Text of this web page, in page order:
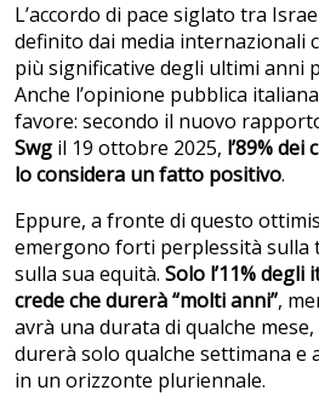
L’accordo di pace siglato tra
definito dai media internazionali
più significative degli ultimi anni
Anche l’opinione pubblica
favore: secondo il nuovo
Swg il 19 ottobre 2025, l’89%
lo considera un fatto positivo.
Eppure, a fronte di questo
emergono forti perplessità sulla
sulla sua equità. Solo l’11%
crede che durerà “molti anni”,
avrà una durata di qualche mese,
durerà solo qualche settimana e
in un orizzonte pluriennale.